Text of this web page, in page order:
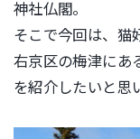
神社仏閣。
そこで今回は、猫
右京区の梅津にあ
を紹介したいと思